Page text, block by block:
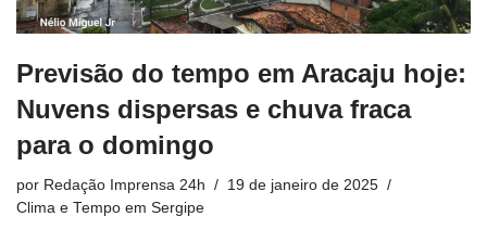
Previsão do tempo em Aracaju hoje:
Nuvens dispersas e chuva fraca
para o domingo
por Redação Imprensa 24h
19 de janeiro de 2025
Clima e Tempo em Sergipe